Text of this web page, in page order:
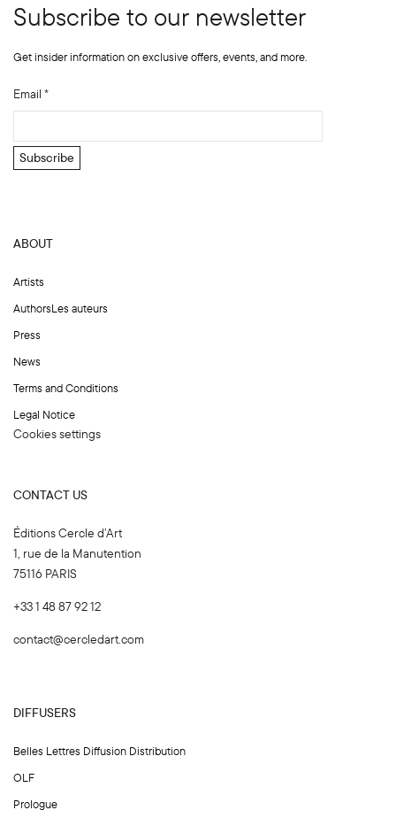
Subscribe to our newsletter
Get insider information on exclusive offers, events, and more.
N
o
N
o
o
Email *
Subscribe
ABOUT
Artists
AuthorsLes auteurs
Press
News
Terms and Conditions
Legal Notice
Cookies settings
CONTACT US
Éditions Cercle d’Art
1, rue de la Manutention
75116 PARIS
+33 1 48 87 92 12
contact@cercledart.com
DIFFUSERS
Belles Lettres Diffusion Distribution
OLF
Prologue